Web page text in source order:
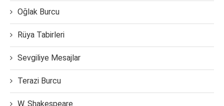
Oğlak Burcu
Rüya Tabirleri
Sevgiliye Mesajlar
Terazi Burcu
W. Shakespeare